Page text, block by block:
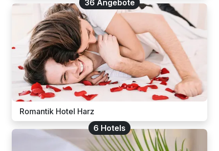
36 Angebote
Romantik Hotel Harz
6 Hotels